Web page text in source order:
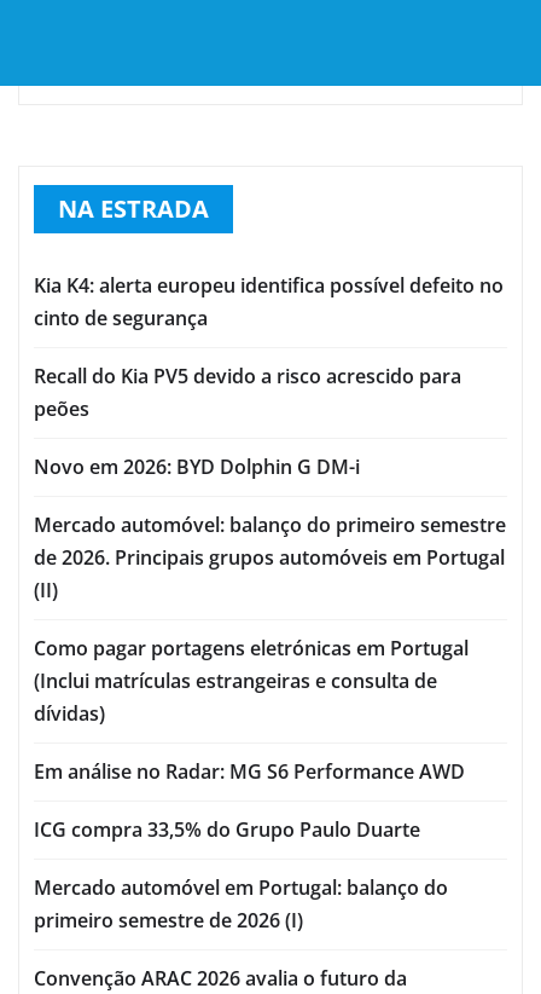
NA ESTRADA
Kia K4: alerta europeu identifica possível defeito no
cinto de segurança
Recall do Kia PV5 devido a risco acrescido para
peões
Novo em 2026: BYD Dolphin G DM-i
Mercado automóvel: balanço do primeiro semestre
de 2026. Principais grupos automóveis em Portugal
(II)
Como pagar portagens eletrónicas em Portugal
(Inclui matrículas estrangeiras e consulta de
dívidas)
Em análise no Radar: MG S6 Performance AWD
ICG compra 33,5% do Grupo Paulo Duarte
Mercado automóvel em Portugal: balanço do
primeiro semestre de 2026 (I)
Convenção ARAC 2026 avalia o futuro da